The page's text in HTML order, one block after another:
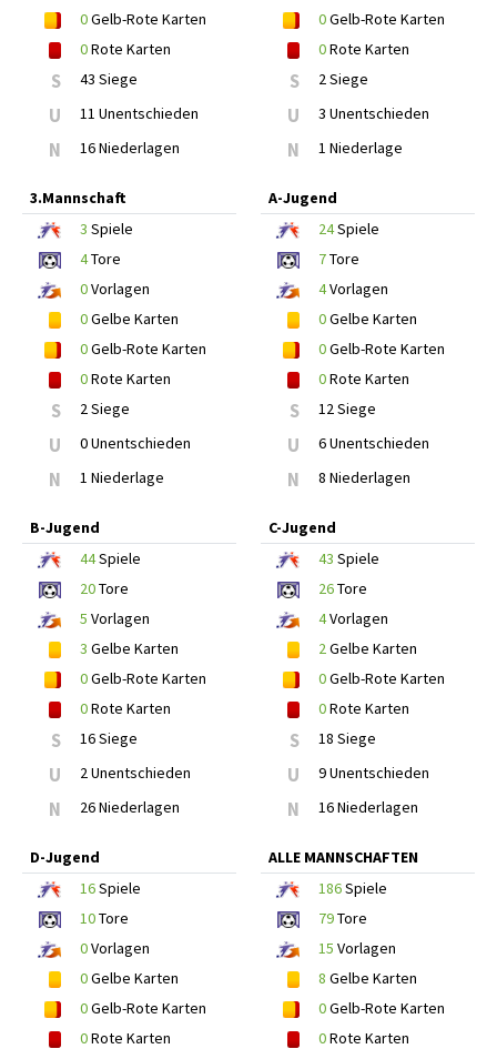
0Gelb-Rote Karten
0Rote Karten
S 43 Siege
U 11 Unentschieden
N 16 Niederlagen
0Gelb-Rote Karten
0Rote Karten
S 2 Siege
U 3 Unentschieden
N 1 Niederlage
3.Mannschaft
3 Spiele
4Tore
0Vorlagen
0Gelbe Karten
0Gelb-Rote Karten
0Rote Karten
S 2 Siege
U 0 Unentschieden
N 1 Niederlage
A-Jugend
24Spiele
7Tore
4Vorlagen
0Gelbe Karten
0Gelb-Rote Karten
0Rote Karten
S 12 Siege
U 6 Unentschieden
N 8 Niederlagen
B-Jugend
44Spiele
20Tore
5 Vorlagen
3 Gelbe Karten
0Gelb-Rote Karten
0Rote Karten
S 16 Siege
U 2 Unentschieden
N 26 Niederlagen
C-Jugend
43 Spiele
26Tore
4Vorlagen
2Gelbe Karten
0Gelb-Rote Karten
0Rote Karten
S 18 Siege
U 9 Unentschieden
N 16 Niederlagen
D-Jugend
16Spiele
10Tore
0Vorlagen
0Gelbe Karten
0Gelb-Rote Karten
0Rote Karten
ALLE MANNSCHAFTEN
186Spiele
79Tore
15 Vorlagen
8 Gelbe Karten
0Gelb-Rote Karten
0Rote Karten